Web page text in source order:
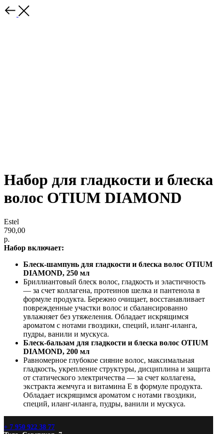
Набор для гладкости и блеска
волос OTIUM DIAMOND
Estel
790,00
р.
Набор включает:
Блеск-шампунь для гладкости и блеска волос OTIUM
DIAMOND, 250 мл
Бриллиантовый блеск волос, гладкость и эластичность
— за счет коллагена, протеинов шелка и пантенола в
формуле продукта. Бережно очищает, восстанавливает
поврежденные участки волос и сбалансированно
увлажняет без утяжеления. Обладает искрящимся
ароматом с нотами гвоздики, специй, иланг-иланга,
пудры, ванили и мускуса.
Блеск-бальзам для гладкости и блеска волос OTIUM
DIAMOND, 200 мл
Равномерное глубокое сияние волос, максимальная
гладкость, укрепление структуры, дисциплина и защита
от статического электричества — за счет коллагена,
экстракта жемчуга и витамина Е в формуле продукта.
Обладает искрящимся ароматом с нотами гвоздики,
специй, иланг-иланга, пудры, ванили и мускуса.
+ 7 950 922 38 77